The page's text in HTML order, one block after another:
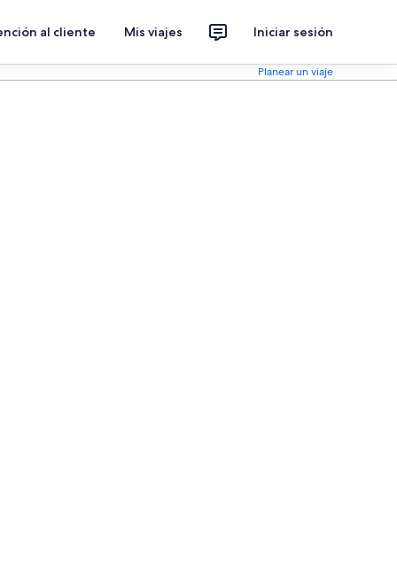
al cliente Mis viajes Iniciar sesión
Planear un viaje